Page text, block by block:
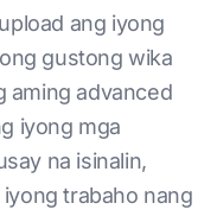
ang iyong
gustong wika
aming advanced
iyong mga
na isinalin,
trabaho nang